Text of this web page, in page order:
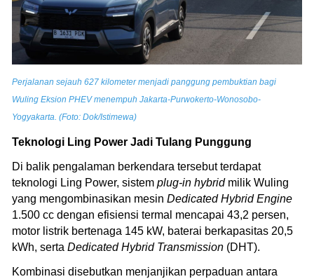
Perjalanan sejauh 627 kilometer menjadi panggung pembuktian bagi
Wuling Eksion PHEV menempuh Jakarta-Purwokerto-Wonosobo-
Yogyakarta. (Foto: Dok/Istimewa)
Teknologi Ling Power Jadi Tulang Punggung
Di balik pengalaman berkendara tersebut terdapat
teknologi Ling Power, sistem plug-in hybridmilik Wuling
yang mengombinasikan mesin Dedicated Hybrid Engine
1.500 cc dengan efisiensi termal mencapai 43,2 persen,
motor listrik bertenaga 145 kW, baterai berkapasitas 20,5
kWh, serta Dedicated Hybrid Transmission (DHT).
Kombinasi disebutkan menjanjikan perpaduan antara